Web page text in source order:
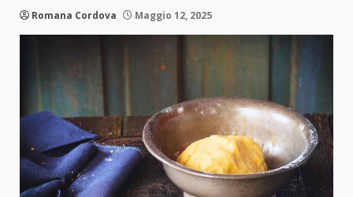
Romana Cordova Maggio 12, 2025